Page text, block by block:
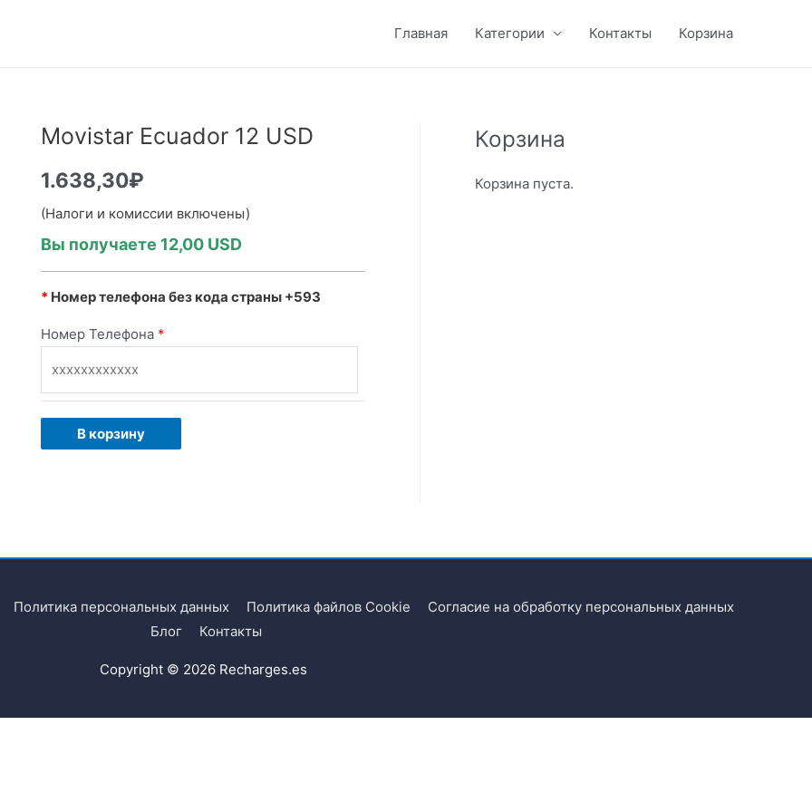
Главная Категории Контакты Корзина
Movistar Ecuador 12 USD
1.638,30₽
(Налоги и комиссии включены)
Вы получаете 12,00USD
* Номер телефона без кода страны +593
Номер Телефона *
В корзину
Корзина
Корзина пуста.
Политика персональных данных Политика файлов Cookie
Согласие на обработку персональных данных
Блог
Контакты
Copyright © 2026 Recharges.es